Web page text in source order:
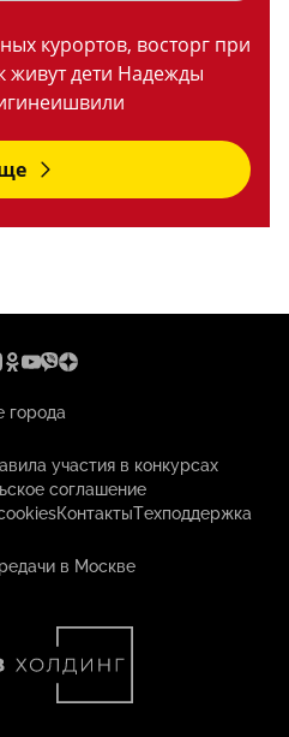
курортов, восторг при
живут дети Надежды
города
участия в конкурсах
соглашение
КонтактыТехподдержка
в Москве